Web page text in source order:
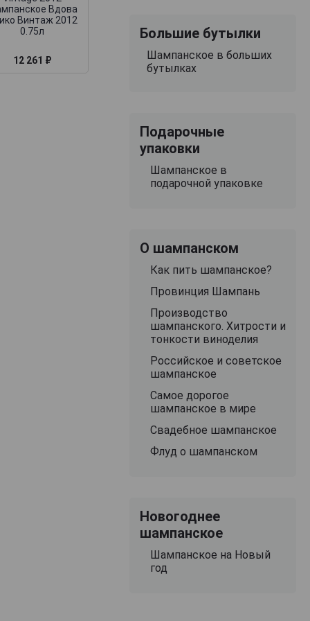
Вдова
Винтаж 2012
0.75л
12 261 ₽ 11 990 ₽ 11 038 ₽
Большие бутылки
Шампанское в больших
бутылках
Подарочные
упаковки
Шампанское в
подарочной упаковке
О шампанском
Как пить шампанское?
Провинция Шампань
Производство
шампанского. Хитрости и
тонкости виноделия
Российское и советское
шампанское
Самое дорогое
шампанское в мире
Свадебное шампанское
Флуд о шампанском
Новогоднее
шампанское
Шампанское на Новый
год